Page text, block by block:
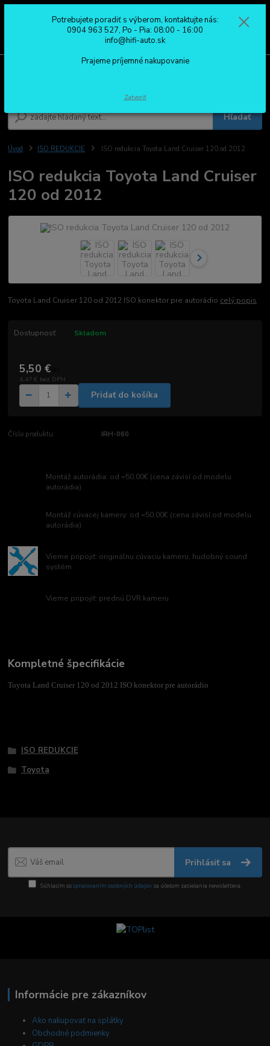
Hľadať
0904 963 527
Po - Pia: 08:00 - 16:00
Úvod ISO REDUKCIE ISO redukcia Toyota Land Cruiser 120 od 2012
ISO redukcia Toyota Land Cruiser
120 od 2012
Toyota Land Cruiser 120 od 2012 ISO konektor pre autorádio celý popis
Dostupnosť Skladom
5,50 €
4,47 € bez DPH
Pridať do košíka
Číslo produktu: IRH-060
Montáž autorádia: od =50,00€ (cena závisí od modelu
autorádia)
Montáž cúvacej kamery: od =50,00€ (cena závisí od modelu
autorádia)
Vieme pripojiť: originálnu cúvaciu kameru, hudobný sound
systém
Vieme pripojiť: prednú DVR kameru
Kompletné špecifikácie
Toyota Land Cruiser 120 od 2012 ISO konektor pre autorádio
ISO REDUKCIE
Toyota
Prihlásiť sa
Súhlasím sospracovaním osobných údajov za účelom zasielania newslettera.
Informácie pre zákazníkov
Ako nakupovať na splátky
Obchodné podmienky
Potrebujete poradiť s výberom, kontaktujte nás:
0904 963 527, Po - Pia: 08:00 - 16:00
info@hifi-auto.sk
Prajeme príjemné nakupovanie
Zatvoriť